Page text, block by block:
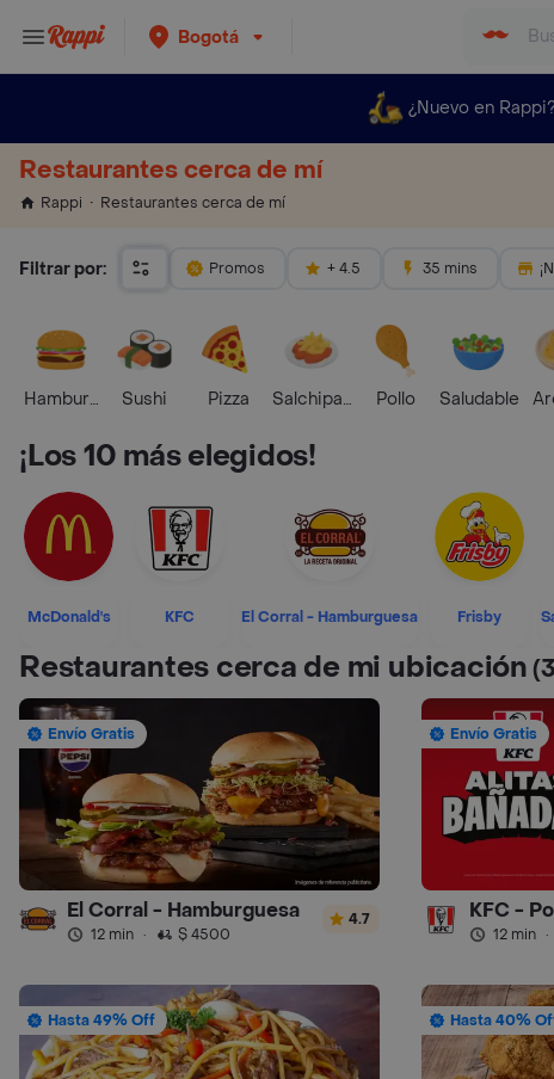
Bogotá
¿Nuevo en
Restaurantes cerca de mí
Rappi Restaurantes cerca de mí
Filtrar por: Promos + 4.5 35 mins
HamburguesaSushi Pizza Salchipapas Pollo Saludable
¡Los 10 más elegidos!
McDonald's KFC El Corral - Hamburguesa Frisby
Restaurantes cerca de mi ubicación
Envío Gratis
El Corral - Hamburguesa
12 min · $ 4500
4.7
Envío Gratis
KFC -
12 min ·
Hasta 49% Off Hasta 40%